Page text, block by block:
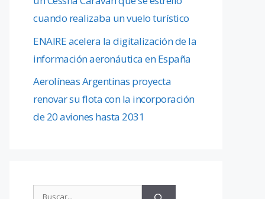
cuando realizaba un vuelo turístico
ENAIRE acelera la digitalización de la
información aeronáutica en España
Aerolíneas Argentinas proyecta
renovar su flota con la incorporación
de 20 aviones hasta 2031